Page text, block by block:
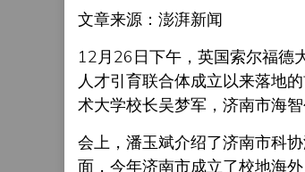
文章来源：澎湃新闻
12月26日下午，英国索尔福德
人才引育联合体成立以来落地
术大学校长吴梦军，济南市海
会上，潘玉斌介绍了济南市科
面，今年济南市成立了校地海